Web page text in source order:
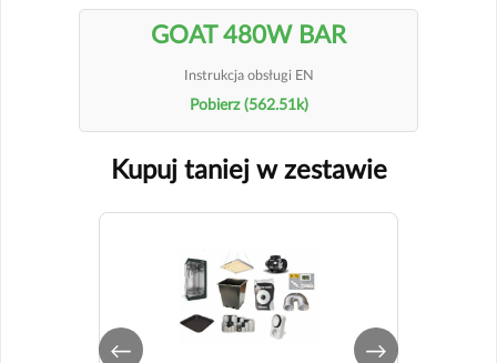
GOAT 480W BAR
Instrukcja obsługi EN
Pobierz (562.51k)
Kupuj taniej w zestawie